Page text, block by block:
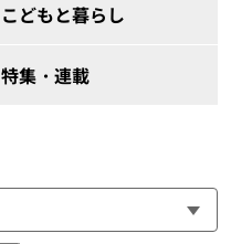
こどもと暮らし
特集・連載